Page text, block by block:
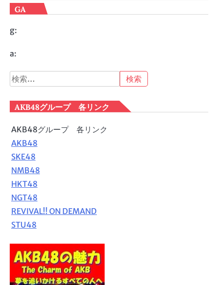
GA
g:
a:
検
索:
AKB48グループ 各リンク
AKB48グループ 各リンク
AKB48
SKE48
NMB48
HKT48
NGT48
REVIVAL!! ON DEMAND
STU48